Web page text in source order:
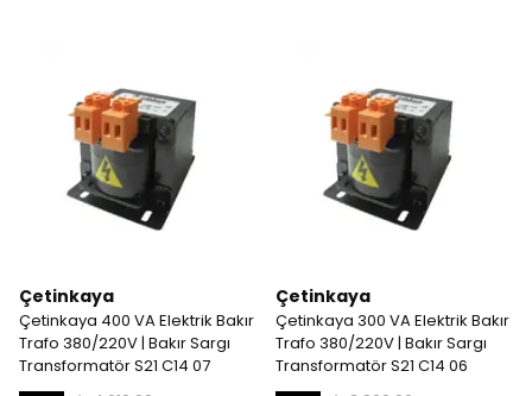
Çetinkaya
Çetinkaya 400 VA Elektrik Bakır
Trafo 380/220V | Bakır Sargı
Transformatör S21 C14 07
Çetinkaya
Çetinkaya 300 VA Elektrik Bakır
Trafo 380/220V | Bakır Sargı
Transformatör S21 C14 06